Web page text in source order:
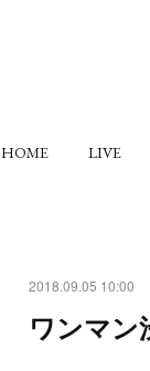
HOME LIVE
2018.09.05 10:00
ワンマン